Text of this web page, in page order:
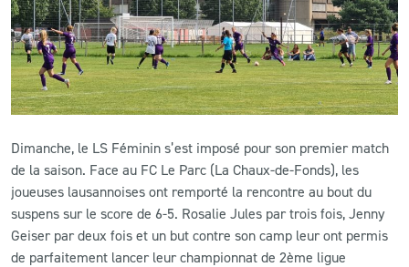
CLUB
CONTACT
LS E-SHOP
L’APP DU LS
LS ACADEMY CAMPS
Dimanche, le LS Féminin s’est imposé pour son premier match
de la saison. Face au FC Le Parc (La Chaux-de-Fonds), les
joueuses lausannoises ont remporté la rencontre au bout du
suspens sur le score de 6-5. Rosalie Jules par trois fois, Jenny
Geiser par deux fois et un but contre son camp leur ont permis
de parfaitement lancer leur championnat de 2ème ligue